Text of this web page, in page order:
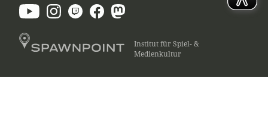
Institut für Spiel- &
Medienkultur